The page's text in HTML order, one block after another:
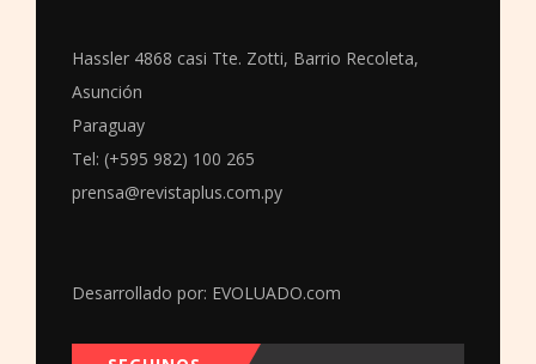
Hassler 4868 casi Tte. Zotti, Barrio Recoleta,
Asunción
Paraguay
Tel: (+595 982) 100 265
prensa@revistaplus.com.py
Desarrollado por: EVOLUADO.com